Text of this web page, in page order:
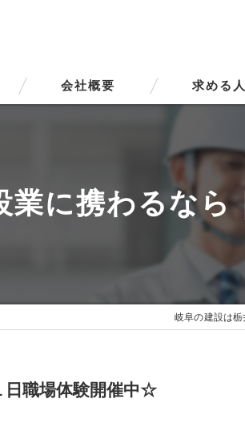
会社概要
事業案内
求める
業に携わるな
岐阜の建設は
日職場体験開催中☆